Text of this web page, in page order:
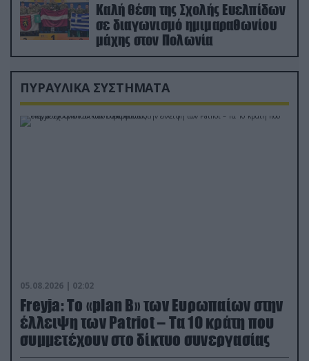
Καλή θέση της Σχολής Ευελπίδων
σε διαγωνισμό ημιμαραθωνίου
μάχης στον Πολωνία
ΠΥΡΑΥΛΙΚΑ ΣΥΣΤΗΜΑΤΑ
05.08.2026 | 02:02
Freyja: Το «plan Β» των Ευρωπαίων στην
έλλειψη των Patriot – Τα 10 κράτη που
συμμετέχουν στο δίκτυο συνεργασίας